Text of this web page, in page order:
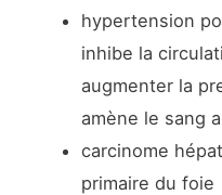
hypertension
inhibe la
augmenter la
amène le sang
carcinome
primaire du foie